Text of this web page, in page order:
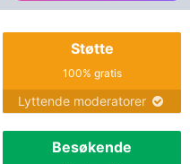
Støtte
100% gratis
Lyttende moderatorer
Besøkende